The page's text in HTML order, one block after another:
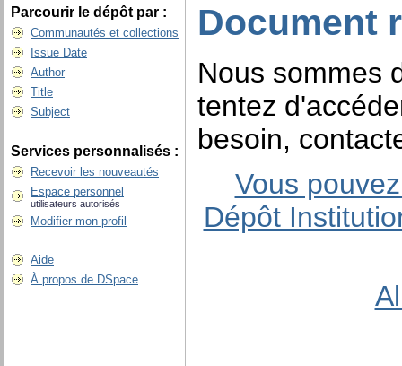
Parcourir le dépôt par :
Communautés et collections
Issue Date
Author
Title
Subject
Services personnalisés :
Recevoir les nouveautés
Espace personnel
utilisateurs autorisés
Modifier mon profil
Aide
À propos de DSpace
Document
Nous sommes
tentez
besoin,
Vous
Dépôt